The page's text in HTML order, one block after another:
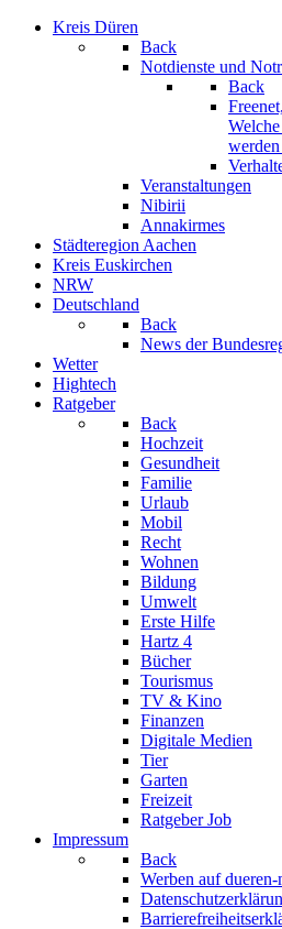
Kreis Düren
Back
Notdienste und
Back
Veranstaltungen
Nibirii
Annakirmes
Städteregion Aachen
Kreis Euskirchen
NRW
Deutschland
Back
News der
Wetter
Hightech
Ratgeber
Back
Hochzeit
Gesundheit
Familie
Urlaub
Mobil
Recht
Wohnen
Bildung
Umwelt
Erste Hilfe
Hartz 4
Bücher
Tourismus
TV & Kino
Finanzen
Digitale Medien
Tier
Garten
Freizeit
Ratgeber Job
Impressum
Back
Werben auf dueren-